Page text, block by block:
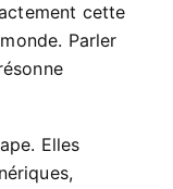
cette
Parler
Elles